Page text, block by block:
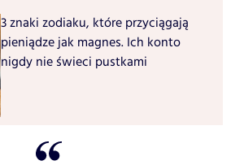
3 znaki zodiaku, które przyciągają
pieniądze jak magnes. Ich konto
nigdy nie świeci pustkami